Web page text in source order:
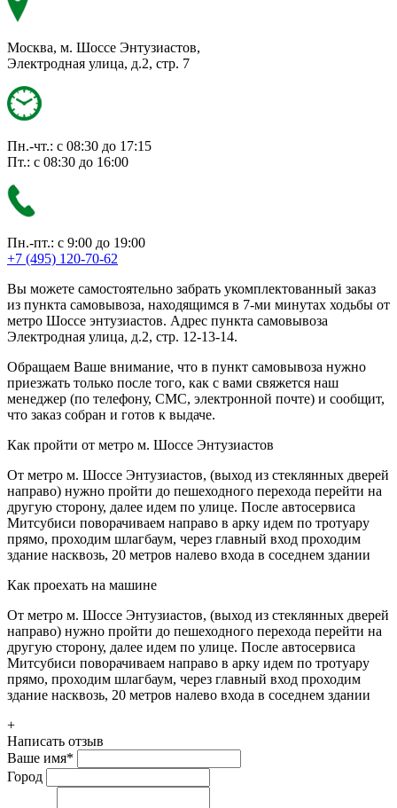
Москва, м. Шоссе Энтузиастов,
Электродная улица, д.2, стр. 7
Пн.-чт.: с 08:30 до 17:15
Пт.: с 08:30 до 16:00
Пн.-пт.: с 9:00 до 19:00
+7 (495) 120-70-62
Вы можете самостоятельно забрать укомплектованный заказ
из пункта самовывоза, находящимся в 7-ми минутах ходьбы от
метро Шоссе энтузиастов. Адрес пункта самовывоза
Электродная улица, д.2, стр. 12-13-14.
Обращаем Ваше внимание, что в пункт самовывоза нужно
приезжать только после того, как с вами свяжется наш
менеджер (по телефону, СМС, электронной почте) и сообщит,
что заказ собран и готов к выдаче.
Как пройти от метро м. Шоссе Энтузиастов
От метро м. Шоссе Энтузиастов, (выход из стеклянных дверей
направо) нужно пройти до пешеходного перехода перейти на
другую сторону, далее идем по улице. После автосервиса
Митсубиси поворачиваем направо в арку идем по тротуару
прямо, проходим шлагбаум, через главный вход проходим
здание насквозь, 20 метров налево входа в соседнем здании
Как проехать на машине
От метро м. Шоссе Энтузиастов, (выход из стеклянных дверей
направо) нужно пройти до пешеходного перехода перейти на
другую сторону, далее идем по улице. После автосервиса
Митсубиси поворачиваем направо в арку идем по тротуару
прямо, проходим шлагбаум, через главный вход проходим
здание насквозь, 20 метров налево входа в соседнем здании
+
Написать отзыв
Ваше имя*
Город